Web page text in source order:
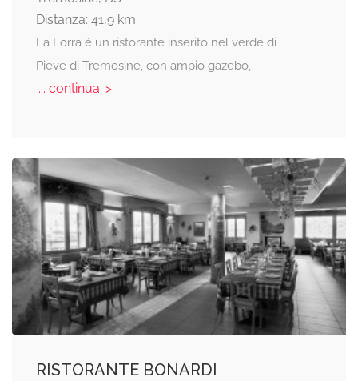
Distanza: 41,9 km
La Forra è un ristorante inserito nel verde di
Pieve di Tremosine, con ampio gazebo,
... continua: >
RISTORANTE BONARDI